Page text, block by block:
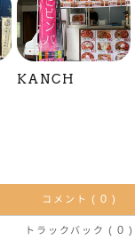
KANCH
コメント ( 0 )
トラックバック ( 0 )